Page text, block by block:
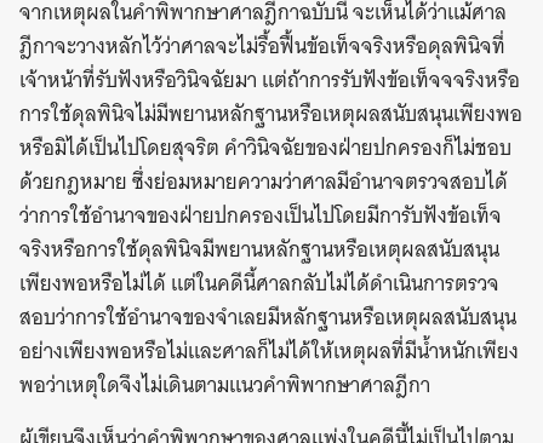
จากเหตุผลในคำพิพากษาศาลฎีกาฉบับนี้ จะเห็นได้ว่าแม้ศาล
ฎีกาจะวางหลักไว้ว่าศาลจะไม่รื้อฟื้นข้อเท็จจริงหรือดุลพินิจที่
เจ้าหน้าที่รับฟังหรือวินิจฉัยมา แต่ถ้าการรับฟังข้อเท็จจจริงหรือ
การใช้ดุลพินิจไม่มีพยานหลักฐานหรือเหตุผลสนับสนุนเพียงพอ
หรือมิได้เป็นไปโดยสุจริต คำวินิจฉัยของฝ่ายปกครองก็ไม่ชอบ
ด้วยกฎหมาย ซึ่งย่อมหมายความว่าศาลมีอำนาจตรวจสอบได้
ว่าการใช้อำนาจของฝ่ายปกครองเป็นไปโดยมีการับฟังข้อเท็จ
จริงหรือการใช้ดุลพินิจมีพยานหลักฐานหรือเหตุผลสนับสนุน
เพียงพอหรือไม่ได้ แต่ในคดีนี้ศาลกลับไม่ได้ดำเนินการตรวจ
สอบว่าการใช้อำนาจของจำเลยมีหลักฐานหรือเหตุผลสนับสนุน
อย่างเพียงพอหรือไม่และศาลก็ไม่ได้ให้เหตุผลที่มีน้ำหนักเพียง
พอว่าเหตุใดจึงไม่เดินตามแนวคำพิพากษาศาลฎีกา